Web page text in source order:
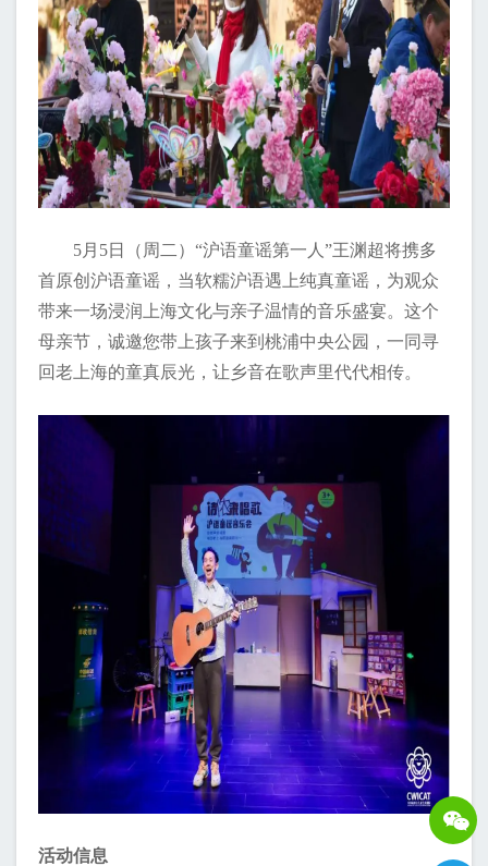
5月5日（周二）“沪语童谣第一人”王渊超将携多
首原创沪语童谣，当软糯沪语遇上纯真童谣，为观众
带来一场浸润上海文化与亲子温情的音乐盛宴。这个
母亲节，诚邀您带上孩子来到桃浦中央公园，一同寻
回老上海的童真辰光，让乡音在歌声里代代相传。
活动信息